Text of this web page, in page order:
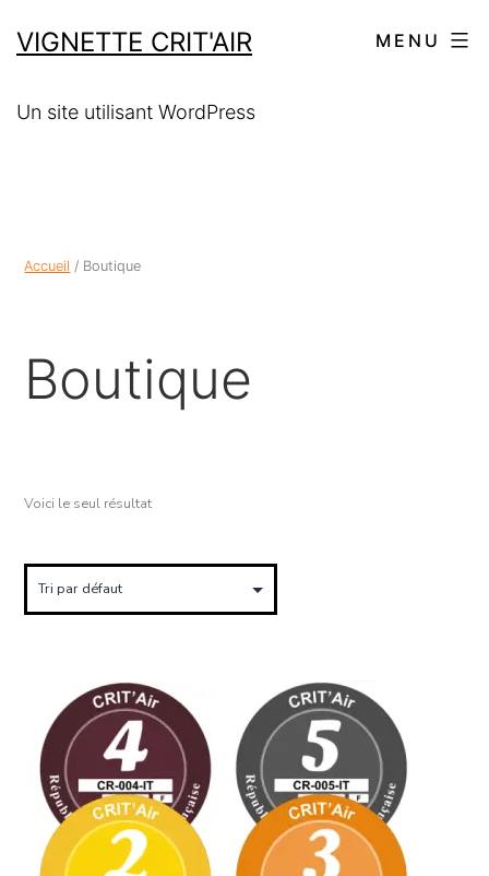
VIGNETTE CRIT'AIR
Un site utilisant WordPress
MENU
Accueil / Boutique
Boutique
Voici le seul résultat